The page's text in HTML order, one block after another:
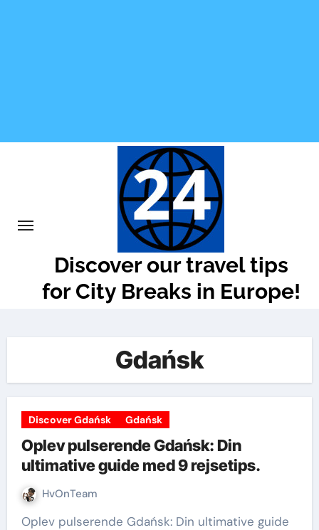
Discover our travel tips
for City Breaks in Europe!
Gdańsk
Discover Gdańsk Gdańsk
Oplev pulserende Gdańsk: Din
ultimative guide med 9 rejsetips.
HvOnTeam
Oplev pulserende Gdańsk: Din ultimative guide